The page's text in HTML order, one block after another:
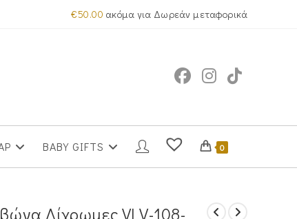
€50.00 ακόμα για Δωρεάν μεταφορικά
BABY GIFTS 0
Δίχρωμες VLV-108-